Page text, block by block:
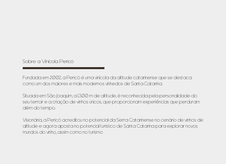
Sobre a Vinícola Pericó
Fundada em 2002, a Pericó é uma vinícola da altitude catarinense que se destaca
como um dos maiores e mais modernos vinhedos de Santa Catarina.
Situada em São Joaquim, a 1.300 m de altitude, é reconhecida pela personalidade do
seu terroir e a criação de vinhos únicos, que proporcionam experiências que perduram
além do tempo.
Visionária, a Pericó acreditou no potencial da Serra Catarinense no cenário de vinhos de
altitude e agora aposta no potencial turístico de Santa Catarina para explorar novos
mundos do vinho, assim como no turismo